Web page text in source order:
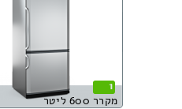
1
מקרר 600 ליטר